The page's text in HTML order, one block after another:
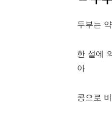
두부는
한 설에
아
콩으로